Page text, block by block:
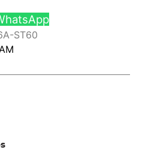
ST60